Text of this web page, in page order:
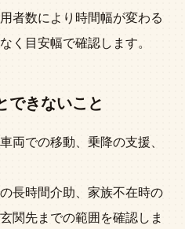
者数により時間幅が変わる
く目安幅で確認します。
できないこと
両での移動、乗降の支援、
長時間介助、家族不在時の
関先までの範囲を確認しま